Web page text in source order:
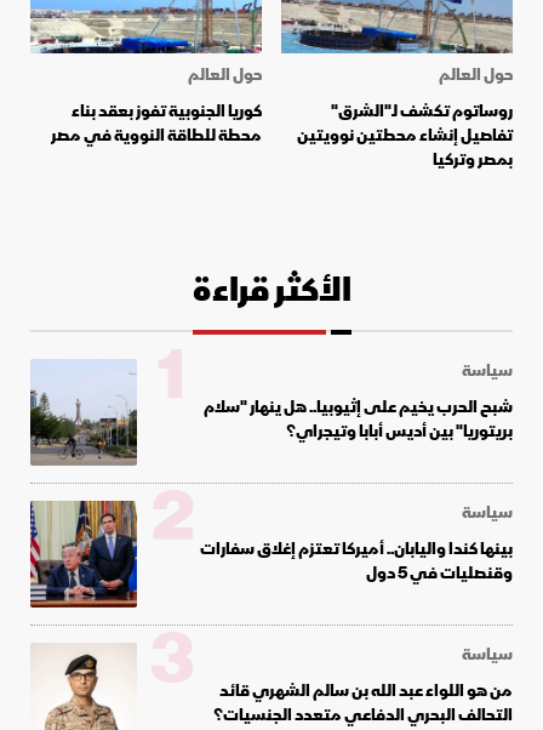
حول العالم
روساتوم تكشف لـ"الشرق"
تفاصيل إنشاء محطتين نوويتين
بمصر وتركيا
حول العالم
كوريا الجنوبية تفوز بعقد بناء
محطة للطاقة النووية في مصر
الأكثر قراءة
سياسة
شبح الحرب يخيم على إثيوبيا.. هل ينهار "سلام
بريتوريا" بين أديس أبابا وتيجراي؟
1
سياسة
بينها كندا واليابان.. أميركا تعتزم إغلاق سفارات
وقنصليات في 5 دول
2
سياسة
من هو اللواء عبد الله بن سالم الشهري قائد
التحالف البحري الدفاعي متعدد الجنسيات؟
3